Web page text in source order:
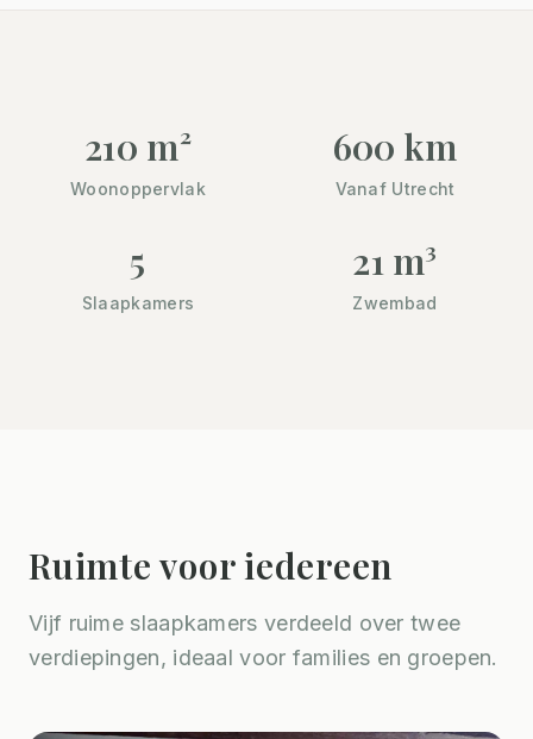
210 m²
Woonoppervlak
600 km
Vanaf Utrecht
5
Slaapkamers
21 m³
Zwembad
Ruimte voor iedereen
Vijf ruime slaapkamers verdeeld over twee
verdiepingen, ideaal voor families en groepen.